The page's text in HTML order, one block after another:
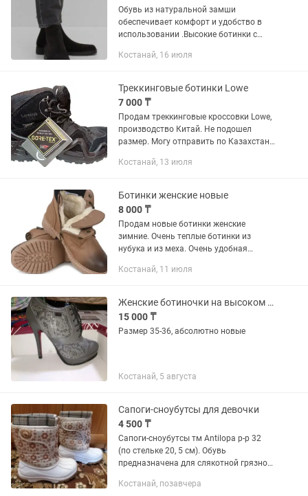
Обувь из натуральной замши
обеспечивает комфорт и удобство в
использовании .Высокие ботинки с
цигейки, сохраняет тепло. Даже при
!...
Костанай, 16 июля
Треккинговые ботинки Lowe
7 000 ₸
Продам треккинговые кроссовки Lowe,
производство Китай. Не подошел
размер. Могу отправить по Казахстану
Костанай, 13 июля
Ботинки женские новые
8 000 ₸
Продам новые ботинки женские
зимние. Очень теплые ботинки из
нубука и из меха. Очень удобная
красивый цвет, хорошая прошитые
размеру...
Костанай, 11 июля
Женские ботиночки на высоком каблуке
15 000 ₸
Размер 35-36, абсолютно новые
Костанай, 5 августа
Сапоги-сноубутсы для девочки
4 500 ₸
Сапоги-сноубутсы тм Antilopa р-р 32
(по стельке 20, 5 см). Обувь
предназначена для слякотной грязной
вашего ребенка будут всегда сухими и
Костанай, позавчера